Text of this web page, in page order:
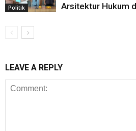
Politik
Arsitektur Hukum
LEAVE A REPLY